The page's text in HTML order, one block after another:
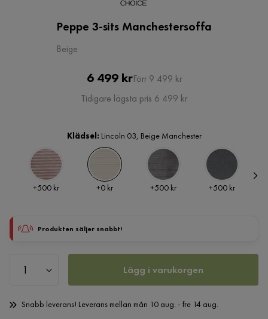
Peppe 3-sits Manchestersoffa
Beige
Pris
6 499 krOriginal
Pris
Förr 9 499 kr
Tidigare lägsta pris 6 499 kr
Klädsel: Lincoln 03, Beige Manchester
Pris
+500 kr Pris
+0 kr Pris
+500 kr Pris
+500 kr
Produkten säljer snabbt!
Lägg i varukorgen
Snabb leverans! Leverans mellan mån 10 aug. - fre 14 aug.